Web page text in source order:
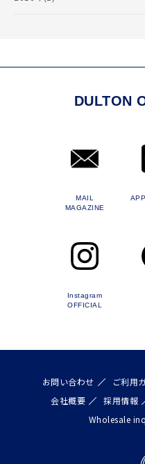
DULTON
MAIL
MAGAZINE
Instagram
OFFICIAL
お問い合わせ ご利用
会社概要
採用情報
Wholesale